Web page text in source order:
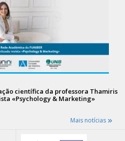
científica da professora Thamiris
«Psychology & Marketing»
Mais notícias